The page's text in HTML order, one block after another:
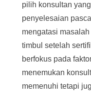
pilih konsultan
penyelesaian
mengatasi
timbul setelah
berfokus pada
menemukan
memenuhi tetapi